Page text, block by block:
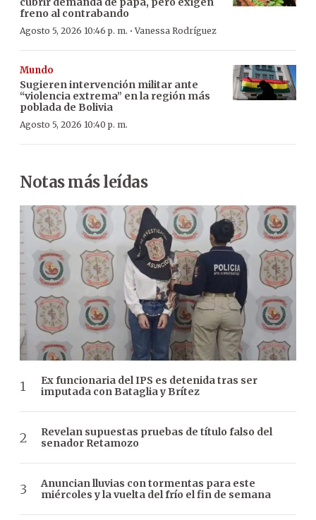
freno al contrabando
Agosto 5, 2026 10:46 p. m. ·Vanessa Rodríguez
Mundo
Sugieren intervención militar ante
“violencia extrema” en la región más
poblada de Bolivia
Agosto 5, 2026 10:40 p. m.
Notas más leídas
Ex funcionaria del IPS es detenida tras ser
imputada con Bataglia y Brítez
Revelan supuestas pruebas de título falso del
senador Retamozo
Anuncian lluvias con tormentas para este
miércoles y la vuelta del frío el fin de semana